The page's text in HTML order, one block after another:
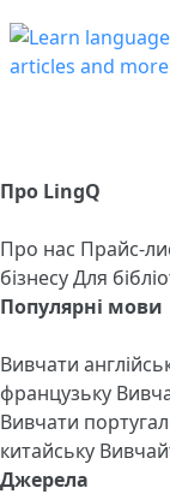
Про LingQ
Про нас Прайс-
бізнесуДля
Популярні мови
Вивчати
французьку
Вивчати
китайську
Джерела